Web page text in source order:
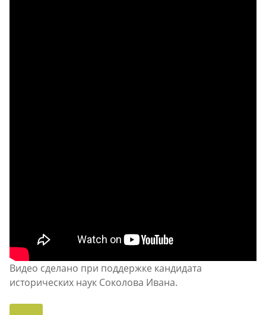
Видео сделано при поддержке кандидата
исторических наук Соколова Ивана.